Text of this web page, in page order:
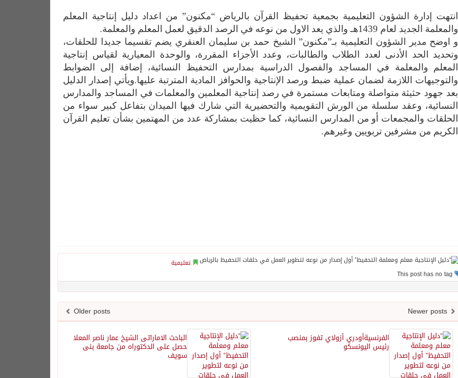
انتهت إدارة الشؤون التعليمية بجمعية تحفيظ القرآن بالرياض “مكنون” من اعداد دليل إنتاجية المعلم
والمعلمة الجديد لعام 1439هـ والذي يعد الاول من نوعه في الرصد الدقيق لعمل المعلم والمعلمة.
و اوضح مدير الشؤون التعليمية بـ”مكنون” الشيخ حمد بن سليمان العنقري يضم تقسيما جديدا للحلقات،
وتحديد الحد الأدنى لعدد الطلاب والطالبات، وعدد الأجزاء المقررة، والوحدة المعيارية لقياس إنتاجية
المعلم والمعلمة في المساجد والفصول الدراسية بمدارس التحفيظ النسائية، إضافة إلى الضوابط
والتوجيهات اللازمة لضمان عملية ضبط ورصد الإنتاجية والحوافز المادية المترتبة عليها.ويأتي إصدار الدليل
بعد جهود حثيثة متواصلة ومتابعات مستمرة في رصد إنتاجية المعلمين والمعلمات في المساجد والمدارس
النسائية، وعقد سلسلة من الورش التقويمية والتحضيرية التي شارك فيها الميدان بتفاعل كبير سواء من
الحلقات والمجمعات أو من المدارس النسائية، كما حظيت بمشاركة عدد من المهتمين بشأن تعليم القرآن
الكريم من مشرفين تربويين وغيرهم.
تعليمية
Older posts
الباحث الاماراتى الشيخ عمار ناصر المعلا
حصل على الدكتوراه من جامعة بنى
سويف
الفرنسيةأودري أزولاي تفوز بمنصب
رئيس اليونسكو